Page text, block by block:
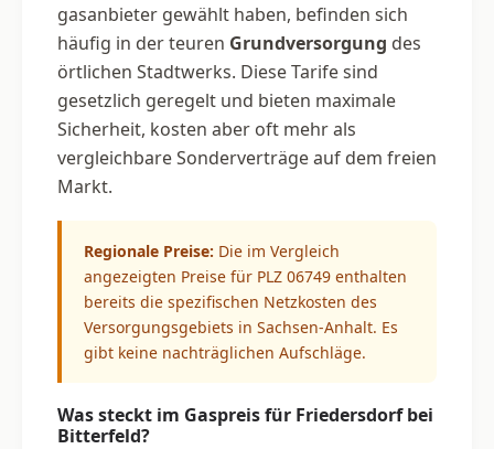
gasanbieter gewählt haben, befinden sich
häufig in der teuren Grundversorgung des
örtlichen Stadtwerks. Diese Tarife sind
gesetzlich geregelt und bieten maximale
Sicherheit, kosten aber oft mehr als
vergleichbare Sonderverträge auf dem freien
Markt.
Regionale Preise: Die im Vergleich
angezeigten Preise für PLZ 06749 enthalten
bereits die spezifischen Netzkosten des
Versorgungsgebiets in Sachsen-Anhalt. Es
gibt keine nachträglichen Aufschläge.
Was steckt im Gaspreis für Friedersdorf bei
Bitterfeld?